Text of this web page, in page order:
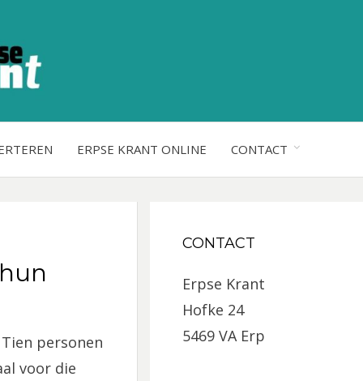
ERPSE KRANT ONLINE CONTACT
personen
voor die
CONTACT
Erpse Krant
Hofke 24
5469 VA Erp